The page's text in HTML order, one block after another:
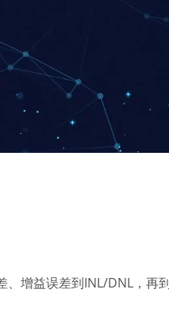
增益误差到INL/DNL，再